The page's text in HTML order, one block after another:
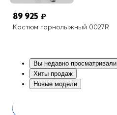
89 925 ₽
Костюм горнолыжный 0027R
Вы недавно просматривали
Хиты продаж
Новые модели